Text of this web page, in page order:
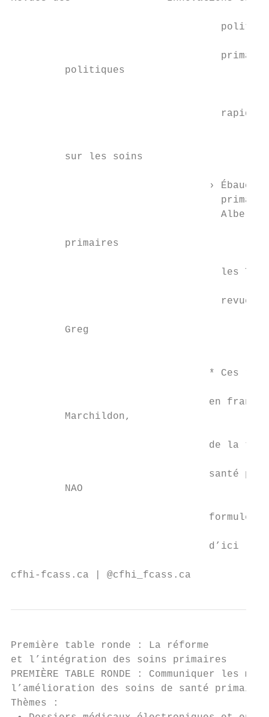
         politiques
rapide
         sur les soins
›
         primaires
les
revue
         Greg
* Ces
en
         Marchildon,
de la
santé
         NAO
d’ici la
cfhi-fcass.ca | @cfhi_fcass.ca
Première table ronde : La réforme
et l’intégration des soins primaires
PREMIÈRE TABLE RONDE : Communiquer les
l’amélioration des soins de santé
Thèmes :